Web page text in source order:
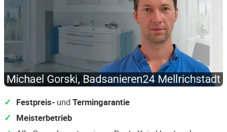
Festpreis- undTermingarantie
Meisterbetrieb